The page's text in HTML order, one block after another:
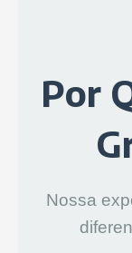
Por
Nossa